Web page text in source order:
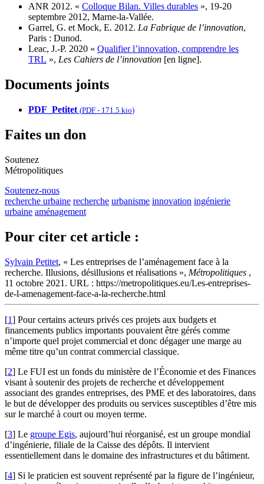
ANR 2012. « Colloque Bilan. Villes durables », 19-20
septembre 2012, Marne-la-Vallée.
Garrel, G. et Mock, E. 2012. La Fabrique de l’innovation,
Paris : Dunod.
Leac, J.-P. 2020 « Qualifier l’innovation, comprendre les
TRL », Les Cahiers de l’innovation [en ligne].
Documents joints
PDF_Petitet (PDF - 171.5 kio)
Faites un don
Soutenez
Métropolitiques
Soutenez-nous
recherche urbaine recherche urbanisme innovation ingénierie
urbaine aménagement
Pour citer cet article :
Sylvain Petitet, « Les entreprises de l’aménagement face à la
recherche. Illusions, désillusions et réalisations », Métropolitiques ,
11 octobre 2021. URL : https://metropolitiques.eu/Les-entreprises-
de-l-amenagement-face-a-la-recherche.html
[1] Pour certains acteurs privés ces projets aux budgets et
financements publics importants pouvaient être gérés comme
n’importe quel projet commercial et donc dégager une marge au
même titre qu’un contrat commercial classique.
[2] Le FUI est un fonds du ministère de l’Économie et des Finances
visant à soutenir des projets de recherche et développement
associant des grandes entreprises, des PME et des laboratoires, dans
le but de développer des produits ou services susceptibles d’être mis
sur le marché à court ou moyen terme.
[3] Le groupe Egis, aujourd’hui réorganisé, est un groupe mondial
d’ingénierie, filiale de la Caisse des dépôts. Il intervient
essentiellement dans le domaine des infrastructures et du bâtiment.
[4] Si le praticien est souvent représenté par la figure de l’ingénieur,